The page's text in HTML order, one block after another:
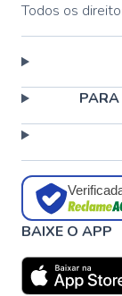
Todos os
BAIXE O APP